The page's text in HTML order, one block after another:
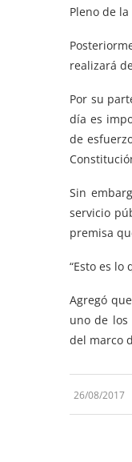
Pleno de
realizará
Por su
día es
de
Sin
servicio
premisa
“Esto es
Agregó
uno de los
del marco
26/08/2017